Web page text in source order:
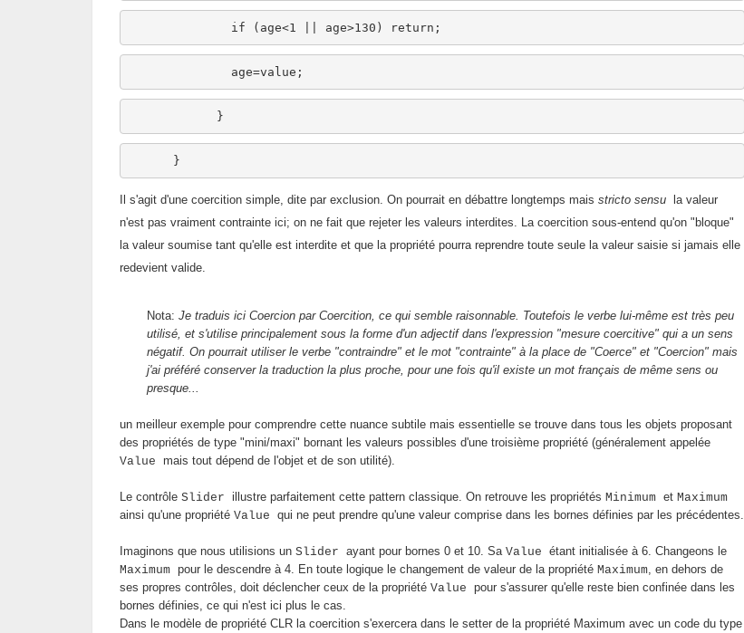
if (age<1 || age>130) return ;
              age=
value ;
            }
      }
Il s'agit d'une coercition simple, dite par exclusion. On pourrait en débattre longtemps mais stricto sensu
la valeur
n'est pas vraiment contrainte ici; on ne fait que rejeter les valeurs interdites. La coercition sous-entend qu'on "bloque"
la valeur soumise tant qu'elle est interdite et que la propriété pourra reprendre toute seule la valeur saisie si jamais elle
redevient valide.
Nota: Je traduis ici Coercion par Coercition, ce qui semble raisonnable. Toutefois le verbe lui-même est très peu
utilisé, et s'utilise principalement sous la forme d'un adjectif dans l'expression "mesure coercitive" qui a un sens
négatif. On pourrait utiliser le verbe "contraindre" et le mot "contrainte" à la place de "Coerce" et "Coercion" mais
j'ai préféré conserver la traduction la plus proche, pour une fois qu'il existe un mot français de même sens ou
presque...
un meilleur exemple pour comprendre cette nuance subtile mais essentielle se trouve dans tous les objets proposant
des propriétés de type "mini/maxi" bornant les valeurs possibles d'une troisième propriété (généralement appelée
Value mais tout dépend de l'objet et de son utilité).
Le contrôle Slider illustre parfaitement cette pattern classique. On retrouve les propriétés Minimum et Maximum
ainsi qu'une propriété Value qui ne peut prendre qu'une valeur comprise dans les bornes définies par les précédentes.
Imaginons que nous utilisions un Slider ayant pour bornes 0 et 10. Sa Value étant initialisée à 6. Changeons le
Maximum pour le descendre à 4. En toute logique le changement de valeur de la propriété Maximum, en dehors de
ses propres contrôles, doit déclencher ceux de la propriété Value pour s'assurer qu'elle reste bien confinée dans les
bornes définies, ce qui n'est ici plus le cas.
Dans le modèle de propriété CLR la coercition s'exercera dans le setter de la propriété Maximum avec un code du type